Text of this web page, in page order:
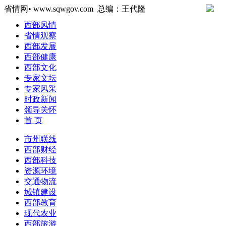
省情网• www.sqwgov.com 总编：王代隆
西部风情
省情观察
西部发展
西部健康
西部文化
专家文坛
专家风采
时政新闻
领导关怀
首 页
市州联线
西部财经
西部科技
资源环境
交通物流
城镇建设
西部教育
现代农业
西部旅游